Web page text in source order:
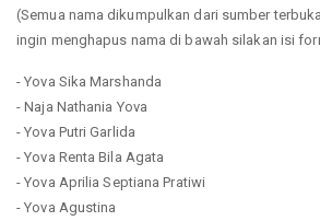
(Semua nama dikumpulkan dari sumber
ingin menghapus nama di bawah silakan isi
- Yova Sika Marshanda
- Naja Nathania Yova
- Yova Putri Garlida
- Yova Renta Bila Agata
- Yova Aprilia Septiana Pratiwi
- Yova Agustina